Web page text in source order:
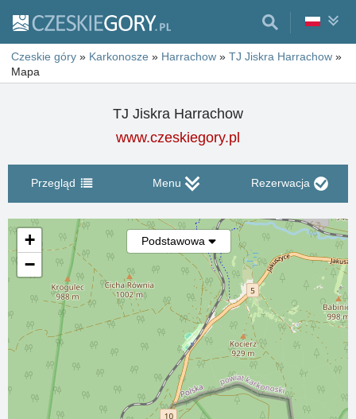
Czeskie góry » Karkonosze » Harrachow » TJ Jiskra Harrachow »
Mapa
TJ Jiskra Harrachow
www.czeskiegory.pl
Przegląd Menu Rezerwacja
Podstawowa
+
−